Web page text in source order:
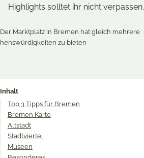
Highlights solltet ihr nicht verpassen.
Twitter
Inhalt
Top 3 Tipps für Bremen
Bremen Karte
Altstadt
Stadtviertel
Museen